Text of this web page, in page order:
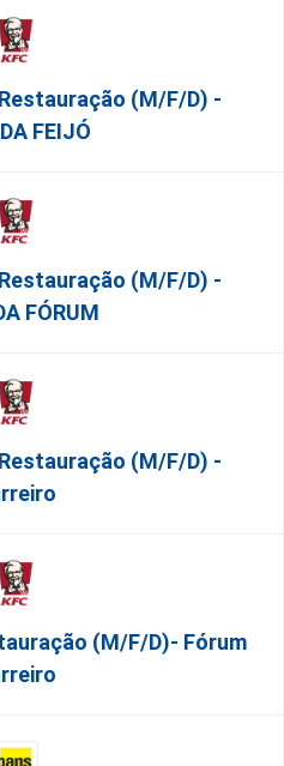
Restauração (m/f/d) -
FEIJÓ
Restauração (m/f/d) -
FÓRUM
Restauração (m/f/d) -
(m/f/d)- Fórum